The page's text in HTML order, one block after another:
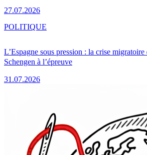
27.07.2026
L’Espagne sous pression : la crise migratoire
Schengen à l’épreuve
31.07.2026
POLITIQUE